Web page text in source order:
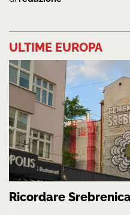
ULTIME EUROPA
Ricordare